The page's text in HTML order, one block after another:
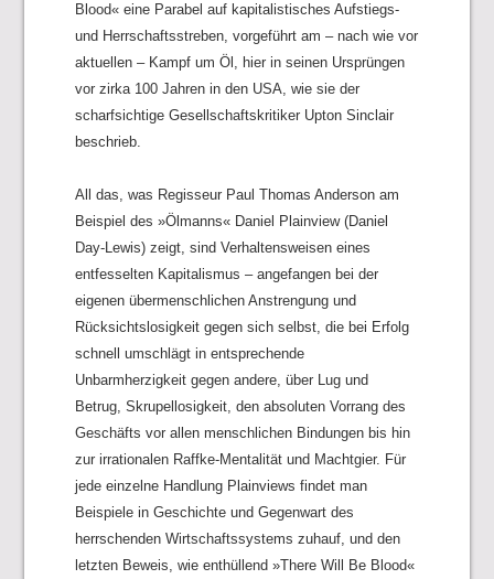
Blood« eine Parabel auf kapitalistisches Aufstiegs-
und Herrschaftsstreben, vorgeführt am – nach wie vor
aktuellen – Kampf um Öl, hier in seinen Ursprüngen
vor zirka 100 Jahren in den USA, wie sie der
scharfsichtige Gesellschaftskritiker Upton Sinclair
beschrieb.
All das, was Regisseur Paul Thomas Anderson am
Beispiel des »Ölmanns« Daniel Plainview (Daniel
Day-Lewis) zeigt, sind Verhaltensweisen eines
entfesselten Kapitalismus – angefangen bei der
eigenen übermenschlichen Anstrengung und
Rücksichtslosigkeit gegen sich selbst, die bei Erfolg
schnell umschlägt in entsprechende
Unbarmherzigkeit gegen andere, über Lug und
Betrug, Skrupellosigkeit, den absoluten Vorrang des
Geschäfts vor allen menschlichen Bindungen bis hin
zur irrationalen Raffke-Mentalität und Machtgier. Für
jede einzelne Handlung Plainviews findet man
Beispiele in Geschichte und Gegenwart des
herrschenden Wirtschaftssystems zuhauf, und den
letzten Beweis, wie enthüllend »There Will Be Blood«